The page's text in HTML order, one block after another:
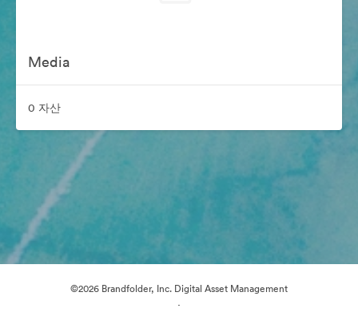
Media
0 자산
©2026 Brandfolder, Inc. Digital Asset Management
·